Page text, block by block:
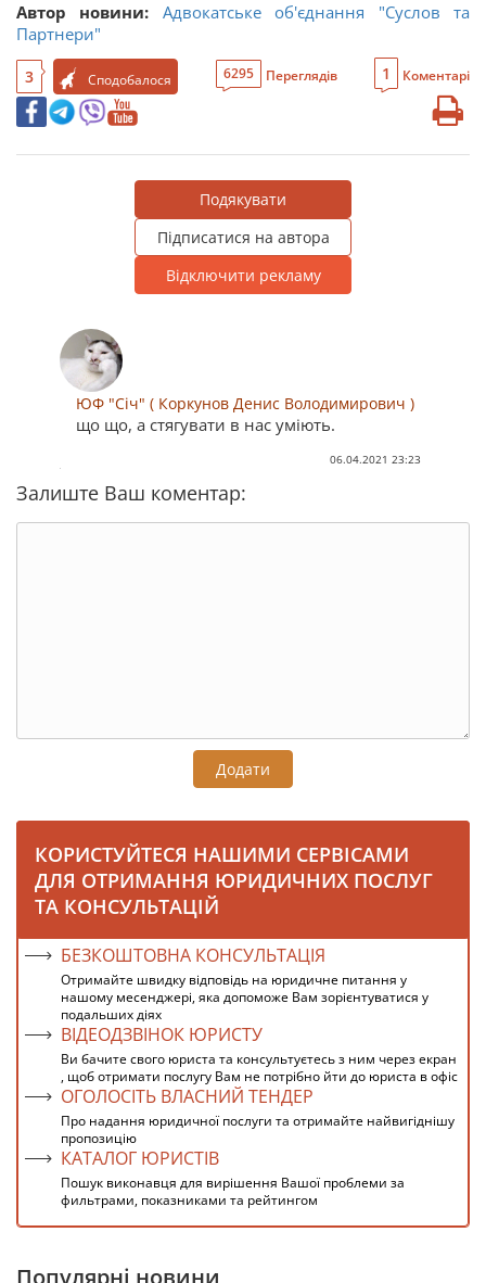
Автор новини:
Адвокатське об'єднання "Суслов та
Партнери"
3 Сподобалося 6295 Переглядів 1 Коментарі
Подякувати
Підписатися на автора
Відключити рекламу
ЮФ "Січ" ( Коркунов Денис Володимирович )
що що, а стягувати в нас уміють.
06.04.2021 23:23
Залиште Ваш коментар:
Додати
КОРИСТУЙТЕСЯ НАШИМИ СЕРВІСАМИ
ДЛЯ ОТРИМАННЯ ЮРИДИЧНИХ ПОСЛУГ
ТА КОНСУЛЬТАЦІЙ
БЕЗКОШТОВНА КОНСУЛЬТАЦІЯ
Отримайте швидку відповідь на юридичне питання у
нашому месенджері, яка допоможе Вам зорієнтуватися у
подальших діях
ВІДЕОДЗВІНОК ЮРИСТУ
Ви бачите свого юриста та консультуєтесь з ним через екран
, щоб отримати послугу Вам не потрібно йти до юриста в офіс
ОГОЛОСІТЬ ВЛАСНИЙ ТЕНДЕР
Про надання юридичної послуги та отримайте найвигіднішу
пропозицію
КАТАЛОГ ЮРИСТІВ
Пошук виконавця для вирішення Вашої проблеми за
фильтрами, показниками та рейтингом
Популярні новини